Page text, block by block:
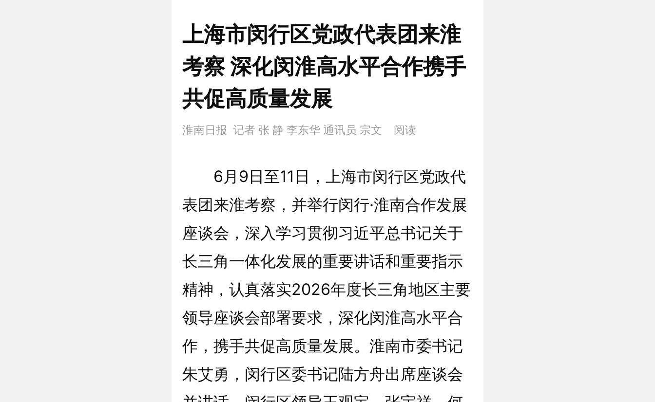
上海市闵行区党政代表团来淮
考察 深化闵淮高水平合作携手
共促高质量发展
淮南日报 记者 张 静 李东华 通讯员 宗文 阅读
6月9日至11日，上海市闵行区党政代
表团来淮考察，并举行闵行·淮南合作发展
座谈会，深入学习贯彻习近平总书记关于
长三角一体化发展的重要讲话和重要指示
精神，认真落实2026年度长三角地区主要
领导座谈会部署要求，深化闵淮高水平合
作，携手共促高质量发展。淮南市委书记
朱艾勇，闵行区委书记陆方舟出席座谈会